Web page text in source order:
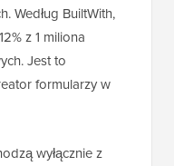
Według BuiltWith,
z 1 miliona
Jest to
formularzy w
wyłącznie z